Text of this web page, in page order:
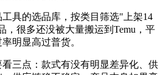
具的选品库，按类目筛选"上架14
，很多还没被大量搬运到Temu，平
明显高过普货。
三点：款式有没有明显差异化、供